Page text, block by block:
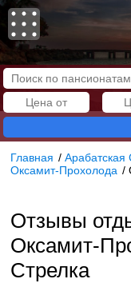
Главная /Арабатская
Оксамит-Прохолода /
Отзывы
Оксамит-
Стрелка